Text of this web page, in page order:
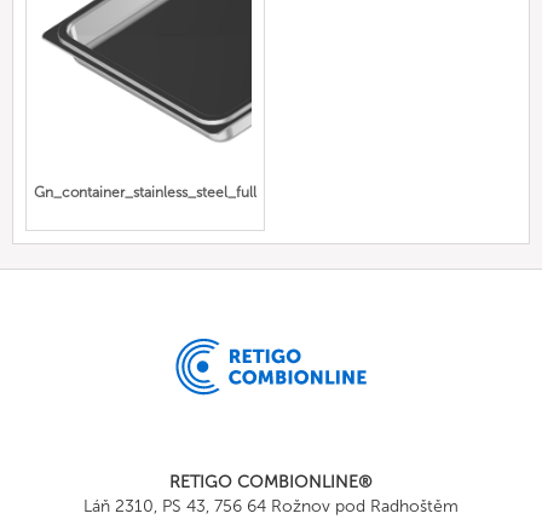
Gn_container_stainless_steel_full
RETIGO COMBIONLINE®
Láň 2310, PS 43, 756 64 Rožnov pod Radhoštěm